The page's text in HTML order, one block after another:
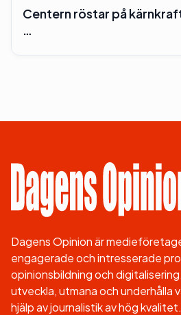
Centern röstar på
…
Dagens Opinion är
engagerade och intresserade
opinionsbildning och
utveckla, utmana och underhålla
hjälp av journalistik av hög